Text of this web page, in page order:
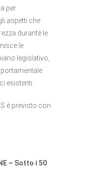
per
aspetti che
durante le
le
legislativo,
esistenti.
è previsto con
– Sotto i 50